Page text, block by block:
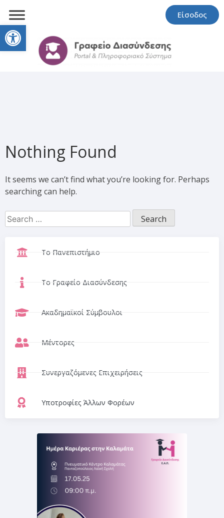
Open toolbar
Είσοδος
Nothing Found
It seems we can’t find what you’re looking for. Perhaps
searching can help.
Το Πανεπιστήμιο
Το Γραφείο Διασύνδεσης
Ακαδημαϊκοί Σύμβουλοι
Μέντορες
Συνεργαζόμενες Επιχειρήσεις
Υποτροφίες Άλλων Φορέων